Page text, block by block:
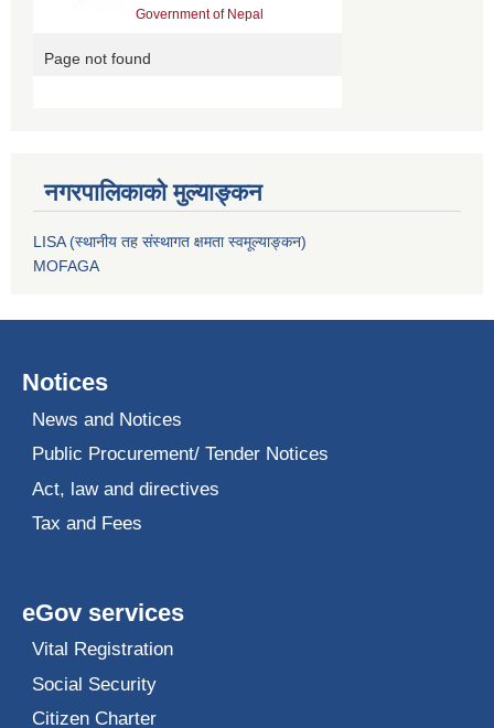
नगरपालिकाको मुल्याङ्कन
LISA (स्थानीय तह संस्थागत क्षमता स्वमूल्याङ्कन)
MOFAGA
Notices
News and Notices
Public Procurement/ Tender Notices
Act, law and directives
Tax and Fees
eGov services
Vital Registration
Social Security
Citizen Charter